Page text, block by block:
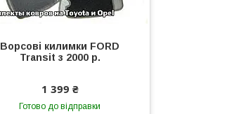
Ворсові килимки FORD
Transit з 2000 р.
1 399 ₴
Готово до відправки